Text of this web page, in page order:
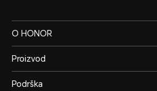
O HONOR
Proizvod
Podrška